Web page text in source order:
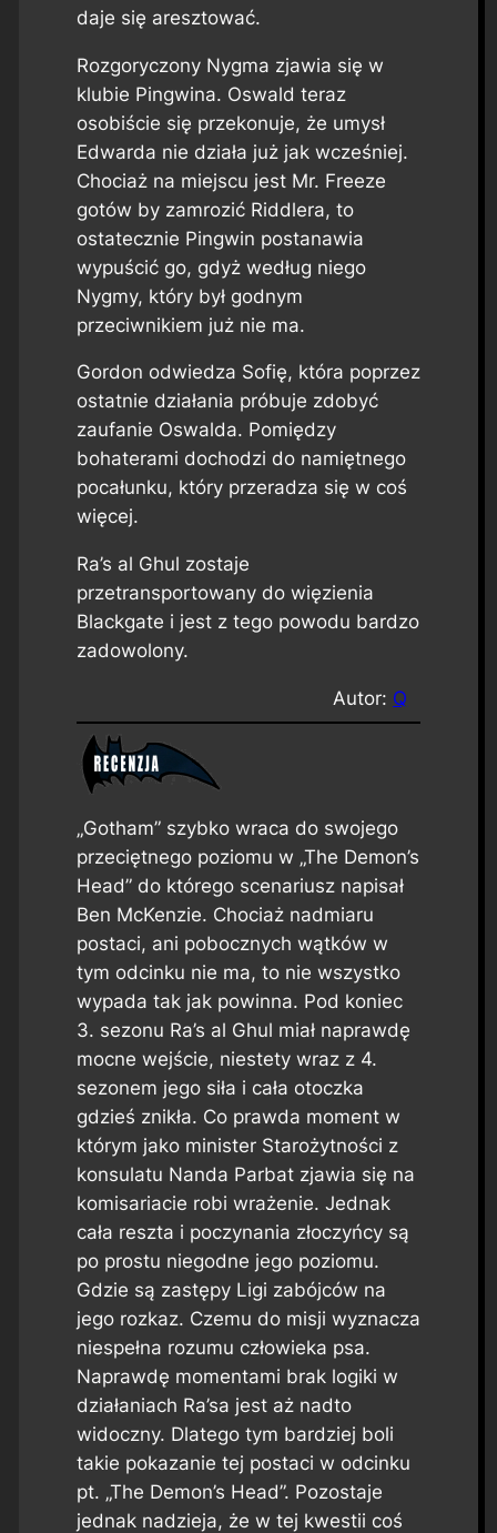
daje się aresztować.
Rozgoryczony Nygma zjawia się w
klubie Pingwina. Oswald teraz
osobiście się przekonuje, że umysł
Edwarda nie działa już jak wcześniej.
Chociaż na miejscu jest Mr. Freeze
gotów by zamrozić Riddlera, to
ostatecznie Pingwin postanawia
wypuścić go, gdyż według niego
Nygmy, który był godnym
przeciwnikiem już nie ma.
Gordon odwiedza Sofię, która poprzez
ostatnie działania próbuje zdobyć
zaufanie Oswalda. Pomiędzy
bohaterami dochodzi do namiętnego
pocałunku, który przeradza się w coś
więcej.
Ra’s al Ghul zostaje
przetransportowany do więzienia
Blackgate i jest z tego powodu bardzo
zadowolony.
Autor: Q
„Gotham” szybko wraca do swojego
przeciętnego poziomu w „The Demon’s
Head” do którego scenariusz napisał
Ben McKenzie. Chociaż nadmiaru
postaci, ani pobocznych wątków w
tym odcinku nie ma, to nie wszystko
wypada tak jak powinna. Pod koniec
3. sezonu Ra’s al Ghul miał naprawdę
mocne wejście, niestety wraz z 4.
sezonem jego siła i cała otoczka
gdzieś znikła. Co prawda moment w
którym jako minister Starożytności z
konsulatu Nanda Parbat zjawia się na
komisariacie robi wrażenie. Jednak
cała reszta i poczynania złoczyńcy są
po prostu niegodne jego poziomu.
Gdzie są zastępy Ligi zabójców na
jego rozkaz. Czemu do misji wyznacza
niespełna rozumu człowieka psa.
Naprawdę momentami brak logiki w
działaniach Ra’sa jest aż nadto
widoczny. Dlatego tym bardziej boli
takie pokazanie tej postaci w odcinku
pt. „The Demon’s Head”. Pozostaje
jednak nadzieja, że w tej kwestii coś